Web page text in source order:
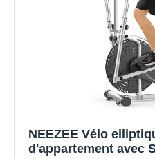
NEEZEE Vélo
d'appartement avec